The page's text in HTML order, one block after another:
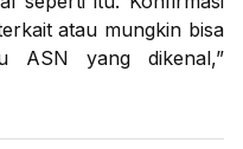
atau mungkin bisa
ASN yang dikenal,”